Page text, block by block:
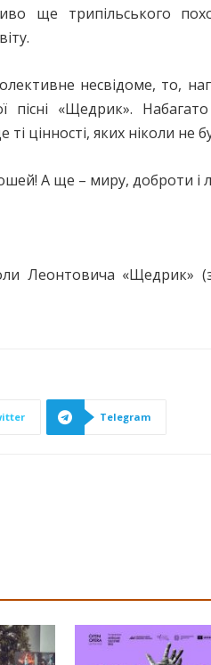
ще трипільського
несвідоме, то,
«Щедрик».
цінності, яких ніколи не
А ще – миру, доброти і
«Щедрик»
Telegram